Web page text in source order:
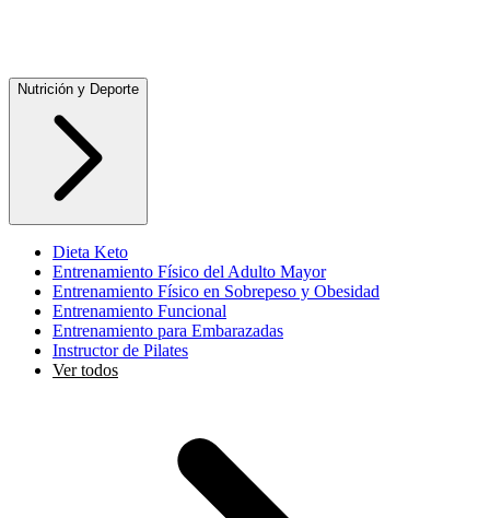
Nutrición y Deporte
Dieta Keto
Entrenamiento Físico del Adulto Mayor
Entrenamiento Físico en Sobrepeso y Obesidad
Entrenamiento Funcional
Entrenamiento para Embarazadas
Instructor de Pilates
Ver todos